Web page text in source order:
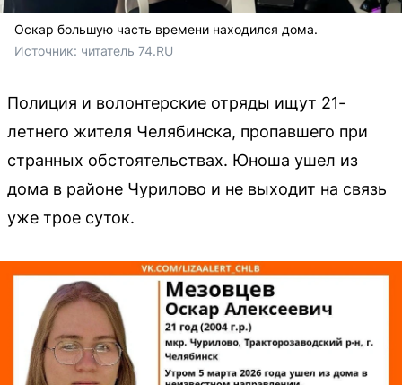
Оскар большую часть времени находился дома.
Источник: читатель 74.RU
Полиция и волонтерские отряды ищут 21-
летнего жителя Челябинска, пропавшего при
странных обстоятельствах. Юноша ушел из
дома в районе Чурилово и не выходит на связь
уже трое суток.